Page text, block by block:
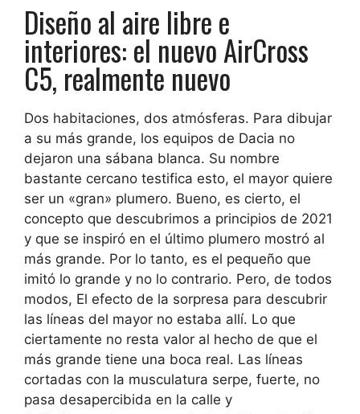
Diseño al aire libre e
interiores: el nuevo AirCross
C5, realmente nuevo
Dos habitaciones, dos atmósferas. Para dibujar
a su más grande, los equipos de Dacia no
dejaron una sábana blanca. Su nombre
bastante cercano testifica esto, el mayor quiere
ser un «gran» plumero. Bueno, es cierto, el
concepto que descubrimos a principios de 2021
y que se inspiró en el último plumero mostró al
más grande. Por lo tanto, es el pequeño que
imitó lo grande y no lo contrario. Pero, de todos
modos, El efecto de la sorpresa para descubrir
las líneas del mayor no estaba allí. Lo que
ciertamente no resta valor al hecho de que el
más grande tiene una boca real. Las líneas
cortadas con la musculatura serpe, fuerte, no
pasa desapercibida en la calle y